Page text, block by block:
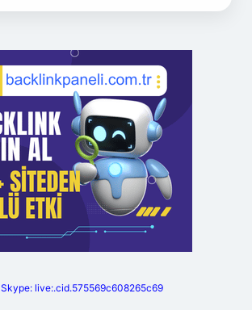
Skype: live:.cid.575569c608265c69